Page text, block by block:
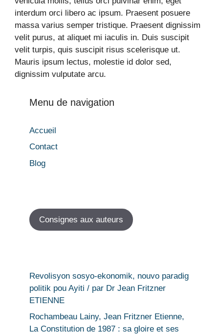
interdum orci libero ac ipsum. Praesent posuere
massa varius semper tristique. Praesent dignissim
velit purus, at aliquet mi iaculis in. Duis suscipit
velit turpis, quis suscipit risus scelerisque ut.
Mauris ipsum lectus, molestie id dolor sed,
dignissim vulputate arcu.
Menu de navigation
Accueil
Contact
Blog
Consignes aux auteurs
Revolisyon sosyo-ekonomik, nouvo paradig
politik pou Ayiti / par Dr Jean Fritzner
ETIENNE
Rochambeau Lainy, Jean Fritzner Etienne,
La Constitution de 1987 : sa gloire et ses